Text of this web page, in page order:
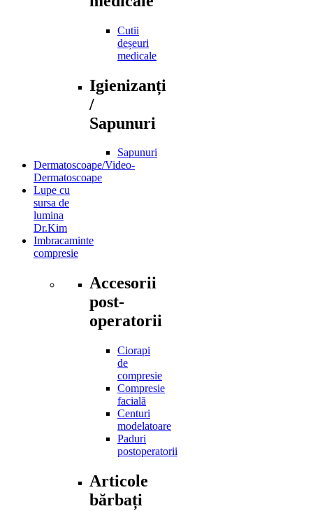
Cutii
deșeuri
medicale
Igienizanți
/
Sapunuri
Sapunuri
Dermatoscoape/Video-
Dermatoscoape
Lupe cu
sursa de
lumina
Dr.Kim
Imbracaminte
compresie
Accesorii
post-
operatorii
Ciorapi
de
compresie
Compresie
facială
Centuri
modelatoare
Paduri
postoperatorii
Articole
bărbați